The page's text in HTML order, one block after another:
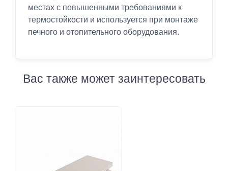
местах с повышенными требованиями к
термостойкости и используется при монтаже
печного и отопительного оборудования.
Вас также может заинтересовать